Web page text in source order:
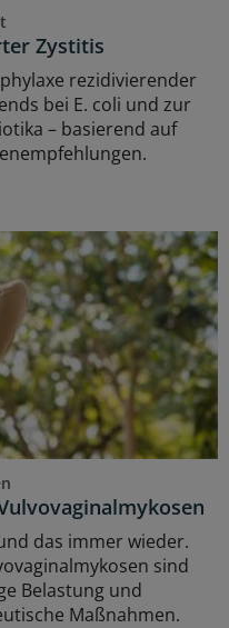
Zystitis
rezidivierender
bei E. coli und zur
– basierend auf
das immer wieder.
sind
Belastung und
Maßnahmen.